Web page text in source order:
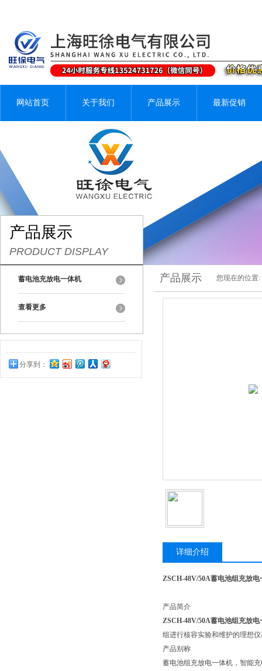
网站首页 关于我们 产品展示 最新促销
产品展示
PRODUCT DISPLAY
蓄电池充放电一体机
查看更多
分享到：
产品展示 您现在的位置:
详细介绍
ZSCH-48V/50A蓄电池组充放电
产品简介
ZSCH-48V/50A蓄电池组充放电
组进行核容实验和维护的理想
产品别称
蓄电池组充放电一体机，智能